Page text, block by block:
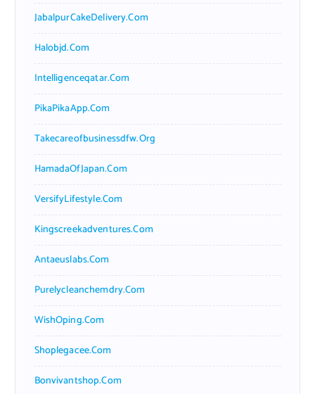
JabalpurCakeDelivery.com
Halobjd.com
Intelligenceqatar.com
PikaPikaApp.com
Takecareofbusinessdfw.org
HamadaOfJapan.com
VersifyLifestyle.com
Kingscreekadventures.com
Antaeuslabs.com
Purelycleanchemdry.com
WishOping.com
Shoplegacee.com
Bonvivantshop.com